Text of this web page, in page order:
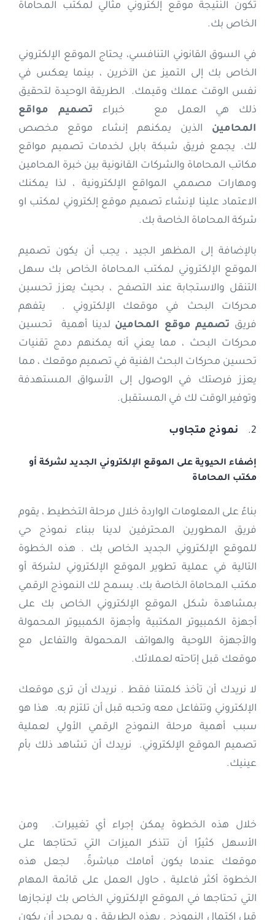
تكون النتيجة موقع إلكتروني مثالي لمكتب المحاماة
الخاص بك.
في السوق القانوني التنافسي، يحتاج الموقع الإلكتروني
الخاص بك إلى التميز عن الآخرين ، بينما يعكس في
نفس الوقت عملك وقيمك. الطريقة الوحيدة لتحقيق
ذلك هي العمل مع خبراء تصميم مواقع
المحامين الذين يمكنهم إنشاء موقع مخصص
لك. يجمع فريق شبكة بابل لخدمات تصميم مواقع
مكاتب المحاماة والشركات القانونية بين خبرة المحامين
ومهارات مصممي المواقع الإلكترونية ، لذا يمكنك
الاعتماد علينا لإنشاء تصميم موقع إلكتروني لمكتب او
شركة المحاماة الخاصة بك.
بالإضافة إلى المظهر الجيد ، يجب أن يكون تصميم
الموقع الإلكتروني لمكتب المحاماة الخاص بك سهل
التنقل والاستجابة عند التصفح ، بحيث يعزز تحسين
محركات البحث في موقعك الإلكتروني . يتفهم
فريق تصميم موقع المحامين لدينا أهمية تحسين
محركات البحث ، مما يعني أنه يمكنهم دمج تقنيات
تحسين محركات البحث الفنية في تصميم موقعك ، مما
يعزز فرصتك في الوصول إلى الأسواق المستهدفة
وتوفير الوقت لك في المستقبل.
2. نموذج متجاوب
إضفاء الحيوية على الموقع الإلكتروني الجديد لشركة أو
مكتب المحاماة
بناءً على المعلومات الواردة خلال مرحلة التخطيط ، يقوم
فريق المطورين المحترفين لدينا ببناء نموذج حي
للموقع الإلكتروني الجديد الخاص بك . هذه الخطوة
التالية في عملية تطوير الموقع الإلكتروني لشركة أو
مكتب المحاماة الخاصة بك. يسمح لك النموذج الرقمي
بمشاهدة شكل الموقع الإلكتروني الخاص بك على
أجهزة الكمبيوتر المكتبية وأجهزة الكمبيوتر المحمولة
والأجهزة اللوحية والهواتف المحمولة والتفاعل مع
موقعك قبل إتاحته لعملائك.
لا نريدك أن تأخذ كلمتنا فقط . نريدك أن ترى موقعك
الإلكتروني وتتفاعل معه وتحبه قبل أن تلتزم به. هذا هو
سبب أهمية مرحلة النموذج الرقمي الأولي لعملية
تصميم الموقع الإلكتروني. نريدك أن تشاهد ذلك بأم
عينيك.
خلال هذه الخطوة يمكن إجراء أي تغييرات. ومن
الأسهل كثيرًا أن تتذكر الميزات التي تحتاجها على
موقعك عندما يكون أمامك مباشرةً. لجعل هذه
الخطوة أكثر فاعلية ، حاول العمل على قائمة المهام
التي تحتاجها في الموقع الإلكتروني الخاص بك لإنجازها
قبل اكتمال النموذج . بهذه الطريقة ، و بمجرد أن يكون